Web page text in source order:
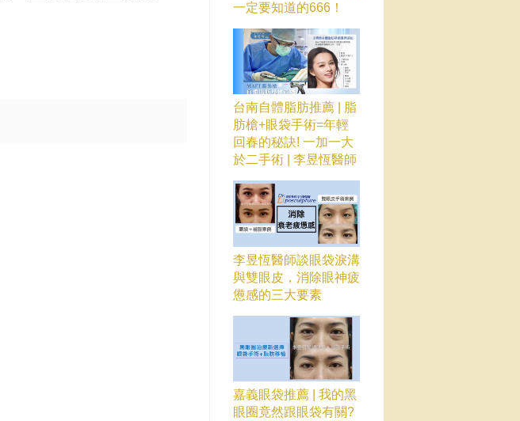
一定要知道的666！
台南自體脂肪推薦 | 脂
肪槍+眼袋手術=年輕
回春的秘訣! 一加一大
於二手術 | 李昱恆醫師
李昱恆醫師談眼袋淚溝
與雙眼皮，消除眼神疲
憊感的三大要素
嘉義眼袋推薦 | 我的黑
眼圈竟然跟眼袋有關?